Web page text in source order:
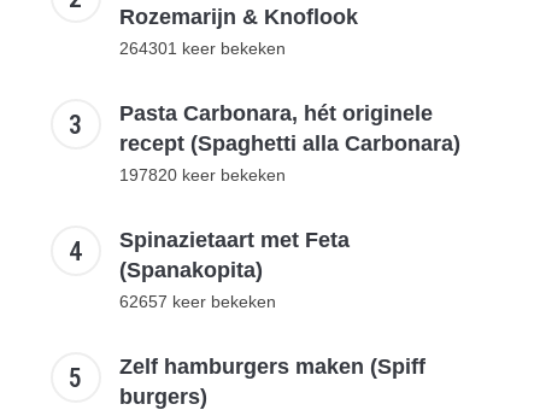
Rozemarijn & Knoflook
264301 keer bekeken
Pasta Carbonara, hét originele
recept (Spaghetti alla Carbonara)
197820 keer bekeken
Spinazietaart met Feta
(Spanakopita)
62657 keer bekeken
Zelf hamburgers maken (Spiff
burgers)